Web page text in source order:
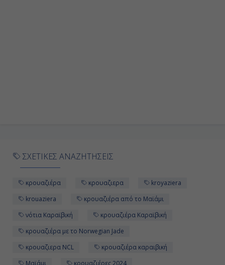
ΣΧΕΤΙΚΕΣ ΑΝΑΖΗΤΗΣΕΙΣ
κρουαζιέρα κρουαζιερα
kroyaziera
krouaziera
κρουαζιέρα από το Μαϊάμι
νότια Καραϊβική
κρουαζιέρα Καραϊβική
κρουαζιέρα με το Norwegian Jade
κρουαζιερα NCL
κρουαζιέρα καραιβική
Μαϊάμι
κρουαζιέρες 2024